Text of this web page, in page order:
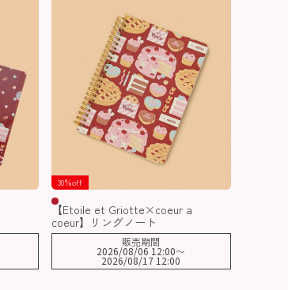
30％off
【Etoile et Griotte×coeur a
coeur】リングノート
販売期間
2026/08/06 12:00〜
2026/08/17 12:00